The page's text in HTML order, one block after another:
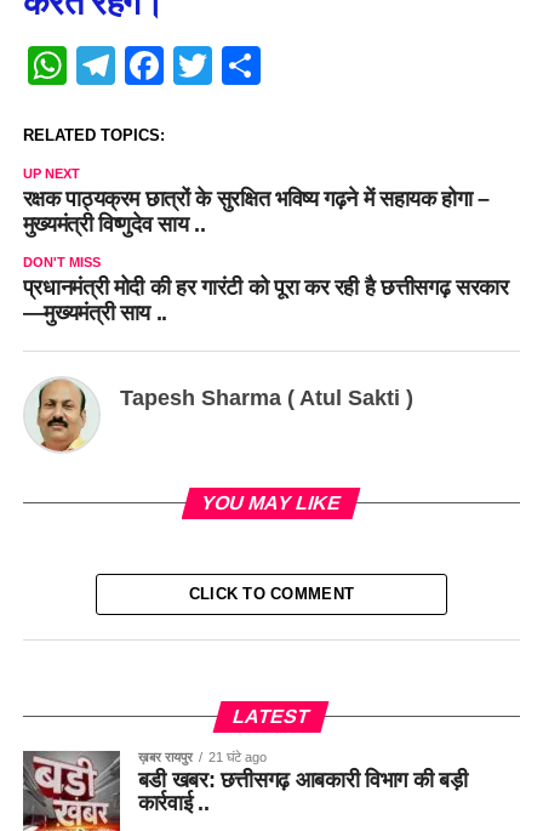
WhatsApp
Telegram
Facebook
Twitter
Share
RELATED TOPICS:
UP NEXT
रक्षक पाठ्यक्रम छात्रों के सुरक्षित भविष्य गढ़ने में सहायक होगा –
मुख्यमंत्री विष्णुदेव साय ..
DON'T MISS
प्रधानमंत्री मोदी की हर गारंटी को पूरा कर रही है छत्तीसगढ़ सरकार
—मुख्यमंत्री साय ..
Tapesh Sharma ( Atul Sakti )
YOU MAY LIKE
CLICK TO COMMENT
LATEST
ख़बर रायपुर 21 घंटे ago
बडी खबर: छत्तीसगढ़ आबकारी विभाग की बड़ी
कार्रवाई ..